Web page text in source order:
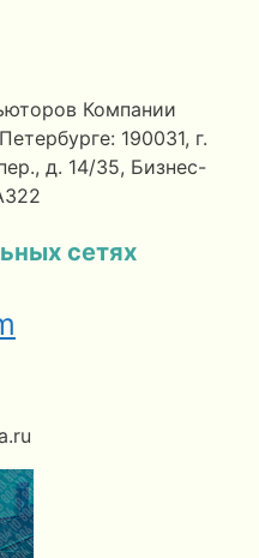
Компании
190031, г.
д. 14/35, Бизнес-
сетях